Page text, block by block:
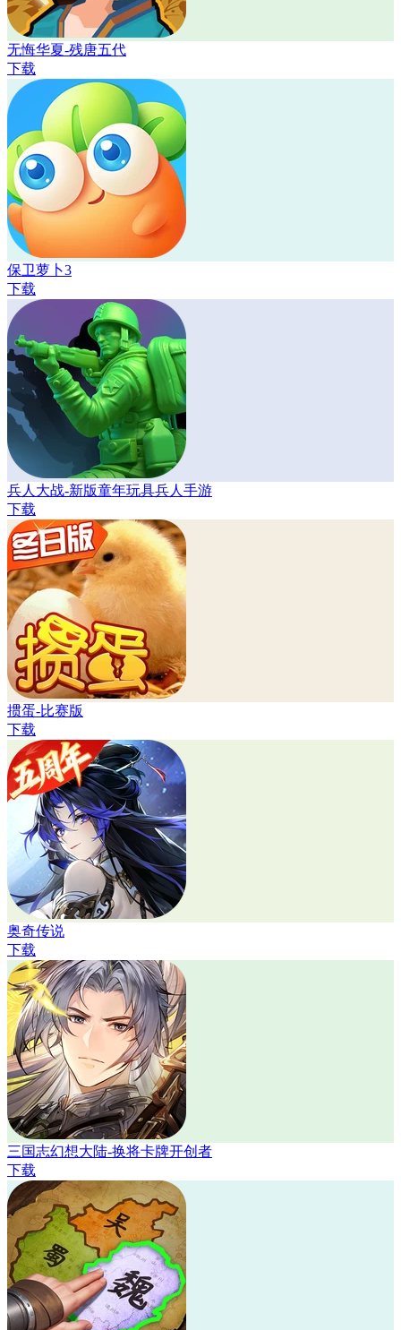
无悔华夏-残唐五代
下载
保卫萝卜3
下载
兵人大战-新版童年玩具兵人手游
下载
掼蛋-比赛版
下载
奥奇传说
下载
三国志幻想大陆-换将卡牌开创者
下载